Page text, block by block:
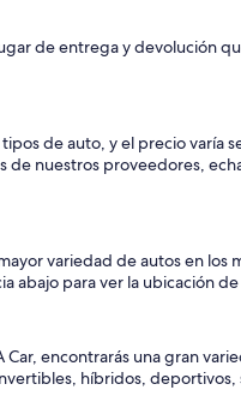
de entrega y devolución
de auto, y el precio varía
nuestros proveedores,
variedad de autos en los
abajo para ver la ubicación
encontrarás una gran
híbridos,